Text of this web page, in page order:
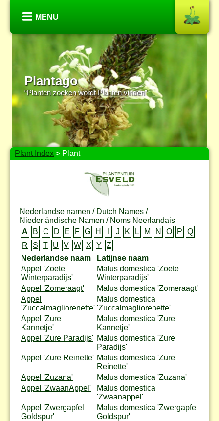
MENU
Plantago
“Planten zoeken wordt Planten vinden”
Plant Index > Plant
Nederlandse namen / Dutch Names /
Niederländische Namen / Noms Neerlandais
A
B C D E F G H J K L M N O P
Q
R
S T U V W X Y
Z
Nederlandse naam
Latijnse naam
Appel 'Zoete
Winterparadijs'
Malus domestica 'Zoete
Winterparadijs'
Appel 'Zomeraagt'
Malus domestica 'Zomeraagt'
Appel
'Zuccalmagliorenette'
Malus domestica
'Zuccalmagliorenette'
Appel 'Zure
Kannetje'
Malus domestica 'Zure
Kannetje'
Appel 'Zure Paradijs' Malus domestica 'Zure
Paradijs'
Appel 'Zure Reinette' Malus domestica 'Zure
Reinette'
Appel 'Zuzana'
Malus domestica 'Zuzana'
Appel 'ZwaanAppel'
Malus domestica
'Zwaanappel'
Appel 'Zwergapfel
Goldspur'
Malus domestica 'Zwergapfel
Goldspur'